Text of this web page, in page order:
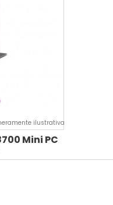
ilustrativa
Mini PC